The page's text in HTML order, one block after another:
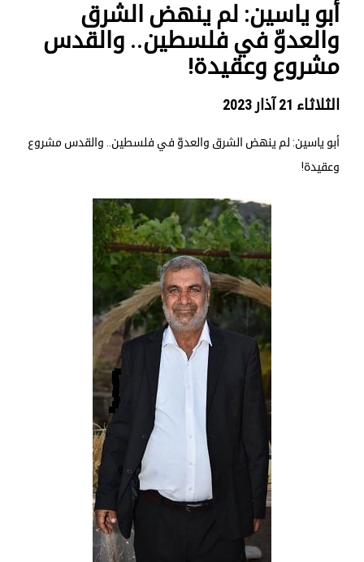
أبو ياسين: لم ينهض الشرق
والعدوّ في فلسطين.. والقدس
مشروع وعقيدة!
الثلاثاء 21 آذار 2023
أبو ياسين: لم ينهض الشرق والعدوّ في فلسطين.. والقدس مشروع
وعقيدة!